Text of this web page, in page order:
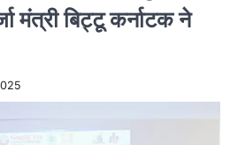
मंत्री बिट्टू कर्नाटक ने